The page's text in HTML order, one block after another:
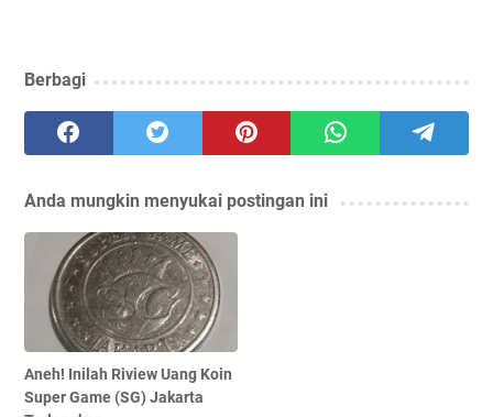
Berbagi
Anda mungkin menyukai postingan ini
Aneh! Inilah Riview Uang Koin
Super Game (SG) Jakarta